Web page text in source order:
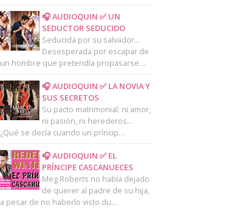
🎧 AUDIOQUIN ✅ UN
SEDUCTOR SEDUCIDO
Seducida por su salvador...
Desesperada por escapar de
un hombre que pretendía propasarse…
🎧 AUDIOQUIN ✅ LA NOVIA Y
SUS SECRETOS
Su pacto matrimonial: ni amor,
ni pasión, ni herederos...
¿Qué se decía cuando un príncip…
🎧 AUDIOQUIN ✅ EL
PRÍNCIPE CASCANUECES
Meg Roberts no había dejado
de querer al padre de su hija,
a pesar de no haberlo visto du…